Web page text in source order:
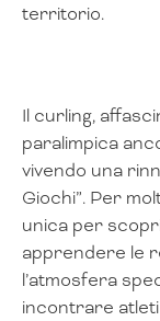
territorio.
Il curling,
paralimpica
vivendo una
Giochi”. Per
unica per
apprendere le
l’atmosfera
incontrare atleti